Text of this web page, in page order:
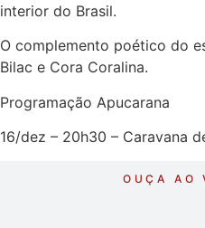
interior do Brasil.
O complemento poético do
Bilac e Cora Coralina.
Programação Apucarana
16/dez – 20h30 – Caravana
OUÇA AO